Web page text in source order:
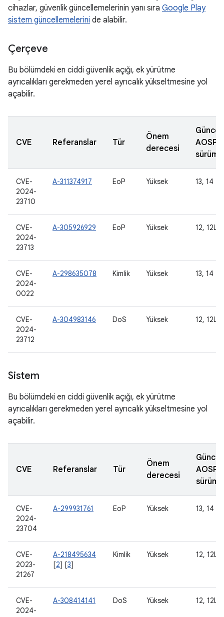
cihazlar, güvenlik güncellemelerinin yanı sıra Google Play
sistem güncellemelerini de alabilir.
Çerçeve
Bu bölümdeki en ciddi güvenlik açığı, ek yürütme
ayrıcalıkları gerekmeden yerel ayrıcalık yükseltmesine yol
açabilir.
CVE Referanslar Tür
Önem
derecesi
AOSP
CVE-
2024-
23710
A-311374917 EoP Yüksek 13, 14
CVE-
2024-
23713
A-305926929 EoP Yüksek 12, 12L,
CVE-
2024-
0022
A-298635078 Kimlik Yüksek 13, 14
CVE-
2024-
23712
A-304983146 DoS Yüksek 12, 12L,
Sistem
Bu bölümdeki en ciddi güvenlik açığı, ek yürütme
ayrıcalıkları gerekmeden yerel ayrıcalık yükseltmesine yol
açabilir.
CVE Referanslar Tür
Önem
derecesi
AOSP
CVE-
2024-
23704
A-299931761 EoP Yüksek 13, 14
CVE-
2023-
21267
A-218495634
[2] [3]
Kimlik Yüksek 12, 12L,
CVE-
2024-
A-308414141 DoS Yüksek 12, 12L,